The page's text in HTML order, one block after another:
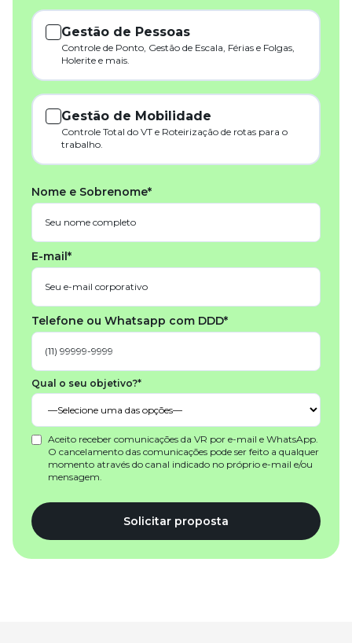
Gestão de Pessoas
Controle de Ponto, Gestão de Escala, Férias e Folgas,
Holerite e mais.
Gestão de Mobilidade
Controle Total do VT e Roteirização de rotas para o
trabalho.
Nome e Sobrenome*
E-mail*
Telefone ou Whatsapp com DDD*
Qual o seu objetivo?*
Aceito receber comunicações da VR por e-mail e WhatsApp.
O cancelamento das comunicações pode ser feito a qualquer
momento através do canal indicado no próprio e-mail e/ou
mensagem.
Solicitar proposta